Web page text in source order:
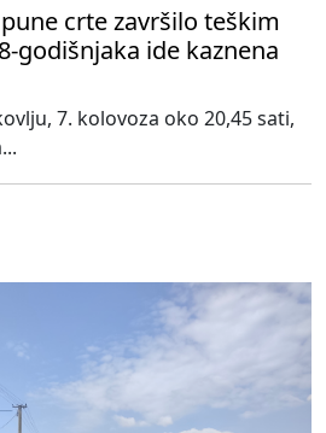
crte završilo teškim
godišnjaka ide kaznena
7. kolovoza oko 20,45 sati,